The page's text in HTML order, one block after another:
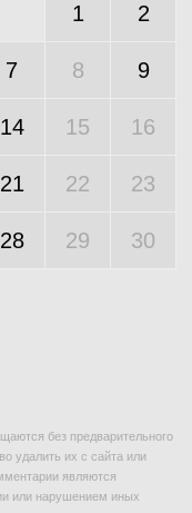
1 2
7 8 9
14 15 16
21 22 23
28 29 30
без предварительного
удалить их с сайта или
являются
или нарушением иных